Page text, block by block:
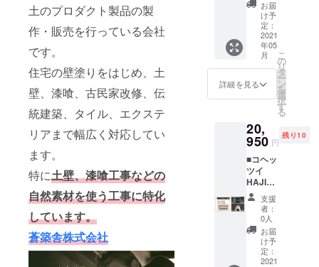
土のプロダクト製品の製
作・販売を行っている会社
です。
住宅の壁塗りをはじめ、土
壁、漆喰、古民家改修、伝
統建築、タイル、エクステ
リアまで幅広く対応してい
ます。
特に土壁、漆喰工事などの
自然素材を使う工事に特化
しています。
蒼築舎株式会社
来への想
い・今度の
展望であ
る、
「持続可能
性のある社
優れた土の
に伝える。
また、文化
的な活動だ
けではなく
道具・技術
開発にも精
力的に取り
工／焼
付け塗
装 材料
／鉄鋳
物 ※コ
ヘッツ
イ
HAJIM
Eの支援
方限定
のセッ
になり
ます。
ご了承
くださ
い。 ※
離島の
場合、
別途送
料をご
料２つ
付きの
プラン
になり
ます。
※直火
（薪・
炭・ガ
のレン
ガまた
ムセン
ター等
で販売
されて
いるレ
ンガを
溶岩プ
レート
の上に
ルミ
釜・鋳
物釜】
２０，
９５０
円（定
価税込
価格＋
↓（早
割り：
20％）
１６，
７６０
円（税
込・送
料込）
【商品
内容・
サイ
ズ】 コ
ヘッツ
お届
け予
定：
2021
年05
月
詳細を見る
こ
の
リ
タ
ー
ン
を
選
択
す
る
20,
950 円
残り10
■コヘッ
ツイ
HAJIM
E1合ア
ルミ
釜：２
０，９
５０円
（定価
税込価
支援
者：
0人
お届
け予
定：
2021